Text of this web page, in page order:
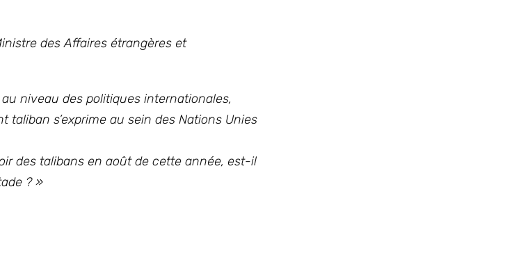
des Affaires étrangères et
niveau des politiques internationales,
s’exprime au sein des Nations Unies
des talibans en août de cette année, est-il
? »